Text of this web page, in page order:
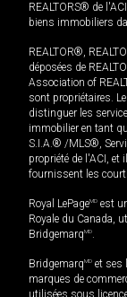
REALTORS® de
biens immobiliers
REALTOR®,
déposées de
Association of
sont propriétaires.
distinguer les
immobilier en tant
S.I.A.® /MLS®,
propriété de l'ACI,
fournissent les
Royal LePageMD est
Royale du Canada,
BridgemarqMD.
BridgemarqMD et ses
marques de
utilisées sous